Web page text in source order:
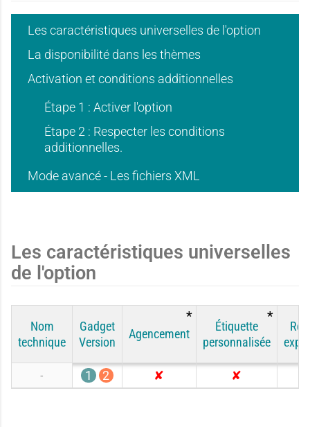
Les caractéristiques universelles de l'option
La disponibilité dans les thèmes
Activation et conditions additionnelles
Étape 1 : Activer l'option
Étape 2 : Respecter les conditions
additionnelles.
Mode avancé - Les fichiers XML
Les caractéristiques universelles
de l'option
Nom
technique
Gadget
Version
Agencement
Étiquette
personnalisée
- 1
2
N
N